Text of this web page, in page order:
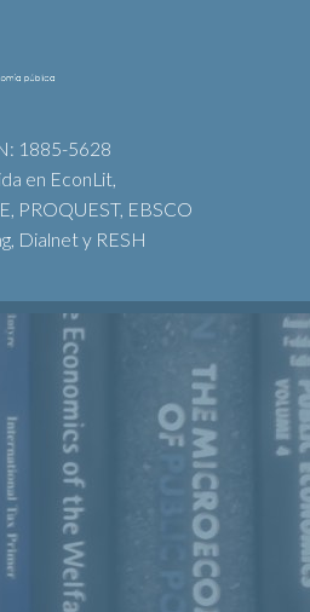
1885-5628
en EconLit,
PROQUEST, EBSCO
Dialnet y RESH